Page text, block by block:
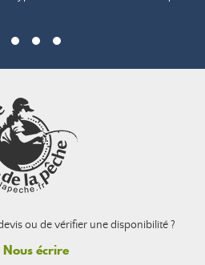
ou de vérifier une disponibilité ?
Nous écrire